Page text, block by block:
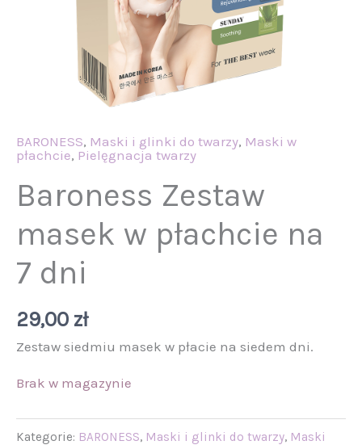
BARONESS, Maski i glinki do twarzy, Maski w
płachcie, Pielęgnacja twarzy
Baroness Zestaw
masek w płachcie na
7 dni
29,00 zł
Zestaw siedmiu masek w płacie na siedem dni.
Brak w magazynie
Kategorie: BARONESS, Maski i glinki do twarzy, Maski